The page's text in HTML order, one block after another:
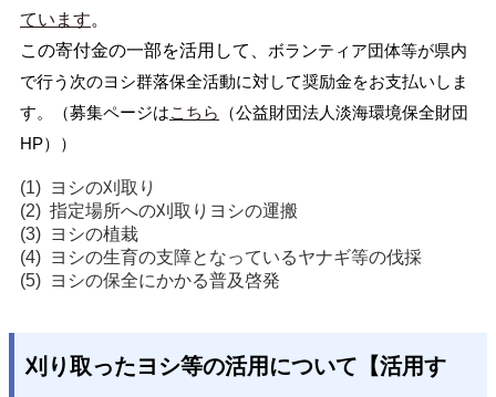
ています。
この寄付金の一部を活用して、 ボランティア団体等が県内
で行う次のヨシ群落保全活動に対して奨励金をお支払いしま
す。（募集ページはこちら
（公益財団法人淡海環境保全財団
HP））
ヨシの刈取り
指定場所への刈取りヨシの運搬
ヨシの植栽
ヨシの生育の支障となっているヤナギ等の伐採
ヨシの保全にかかる普及啓発
刈り取ったヨシ等の活用について【活用す